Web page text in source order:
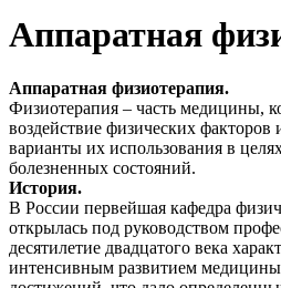
Аппаратная
Аппаратная физиотерапия.
Физиотерапия – часть медицины,
воздействие физических факторов
варианты их использования в
болезненных состояний.
История.
В России первейшая кафедра
открылась под руководством
десятилетие двадцатого века
интенсивным развитием